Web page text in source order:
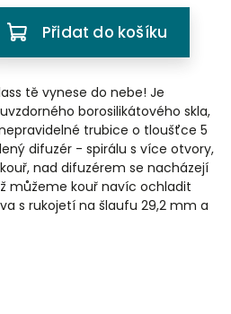
Přidat do košíku
tě vynese do nebe! Je
borosilikátového skla,
trubice o tloušťce 5
difuzér - spirálu s více otvory,
nad difuzérem se nacházejí
můžeme kouř navíc ochladit
s rukojetí na šlaufu 29,2 mm a